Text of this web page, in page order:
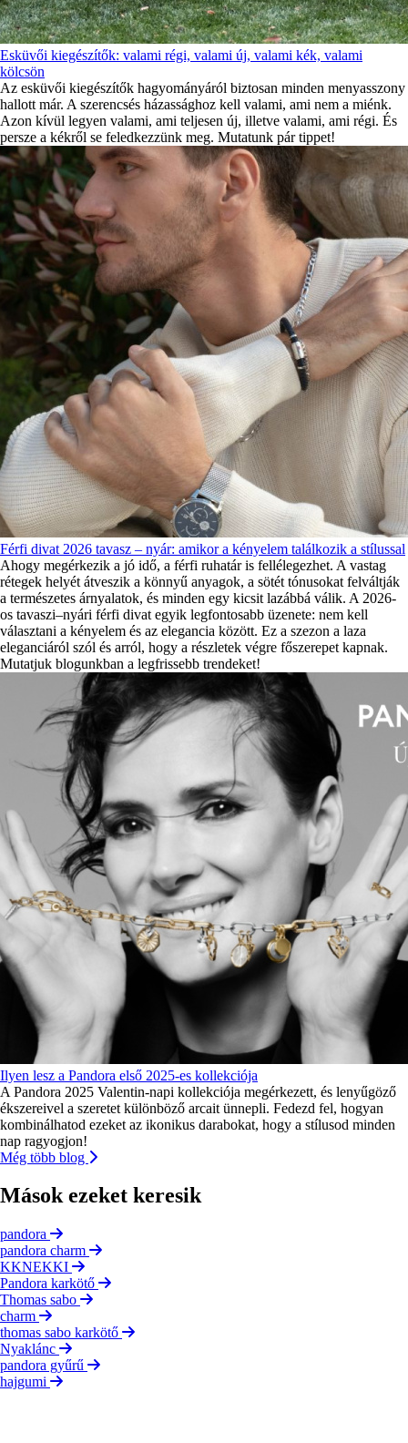
Esküvői kiegészítők: valami régi, valami új, valami kék, valami
kölcsön
Az esküvői kiegészítők hagyományáról biztosan minden menyasszony
hallott már. A szerencsés házassághoz kell valami, ami nem a miénk.
Azon kívül legyen valami, ami teljesen új, illetve valami, ami régi. És
persze a kékről se feledkezzünk meg. Mutatunk pár tippet!
Férfi divat 2026 tavasz – nyár: amikor a kényelem találkozik a stílussal
Ahogy megérkezik a jó idő, a férfi ruhatár is fellélegezhet. A vastag
rétegek helyét átveszik a könnyű anyagok, a sötét tónusokat felváltják
a természetes árnyalatok, és minden egy kicsit lazábbá válik. A 2026-
os tavaszi–nyári férfi divat egyik legfontosabb üzenete: nem kell
választani a kényelem és az elegancia között. Ez a szezon a laza
eleganciáról szól és arról, hogy a részletek végre főszerepet kapnak.
Mutatjuk blogunkban a legfrissebb trendeket!
Ilyen lesz a Pandora első 2025-es kollekciója
A Pandora 2025 Valentin-napi kollekciója megérkezett, és lenyűgöző
ékszereivel a szeretet különböző arcait ünnepli. Fedezd fel, hogyan
kombinálhatod ezeket az ikonikus darabokat, hogy a stílusod minden
nap ragyogjon!
Még több blog
Mások ezeket keresik
pandora
pandora charm
KKNEKKI
Pandora karkötő
Thomas sabo
charm
thomas sabo karkötő
Nyaklánc
pandora gyűrű
hajgumi